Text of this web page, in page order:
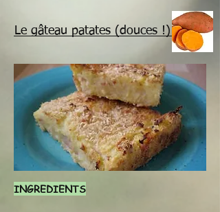
Le gâteau patates (douces !)
INGREDIENTS